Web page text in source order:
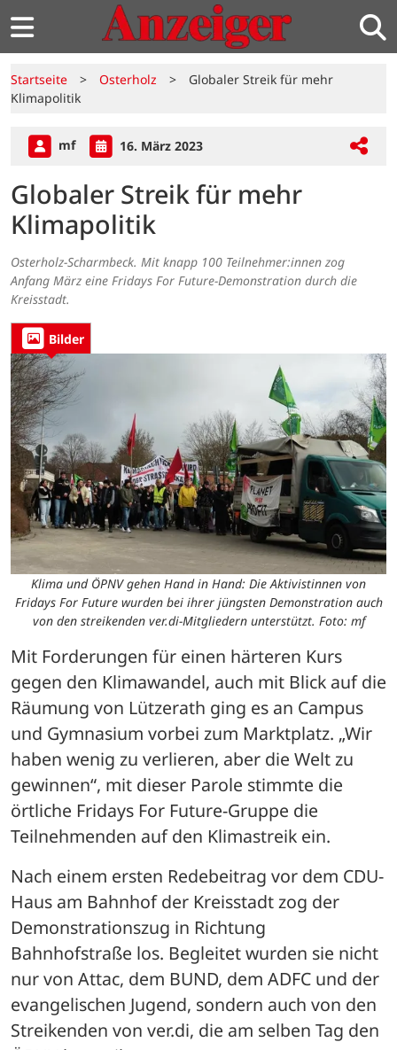
Startseite > Osterholz >
Globaler Streik für mehr
Klimapolitik
mf 16. März 2023
Globaler Streik für mehr
Klimapolitik
Osterholz-Scharmbeck. Mit knapp 100 Teilnehmer:innen zog
Anfang März eine Fridays For Future-Demonstration durch die
Kreisstadt.
Bilder
Klima und ÖPNV gehen Hand in Hand: Die Aktivistinnen von
Fridays For Future wurden bei ihrer jüngsten Demonstration auch
von den streikenden ver.di-Mitgliedern unterstützt. Foto: mf
Mit Forderungen für einen härteren Kurs
gegen den Klimawandel, auch mit Blick auf die
Räumung von Lützerath ging es an Campus
und Gymnasium vorbei zum Marktplatz. „Wir
haben wenig zu verlieren, aber die Welt zu
gewinnen“, mit dieser Parole stimmte die
örtliche Fridays For Future-Gruppe die
Teilnehmenden auf den Klimastreik ein.
Nach einem ersten Redebeitrag vor dem CDU-
Haus am Bahnhof der Kreisstadt zog der
Demonstrationszug in Richtung
Bahnhofstraße los. Begleitet wurden sie nicht
nur von Attac, dem BUND, dem ADFC und der
evangelischen Jugend, sondern auch von den
Streikenden von ver.di, die am selben Tag den